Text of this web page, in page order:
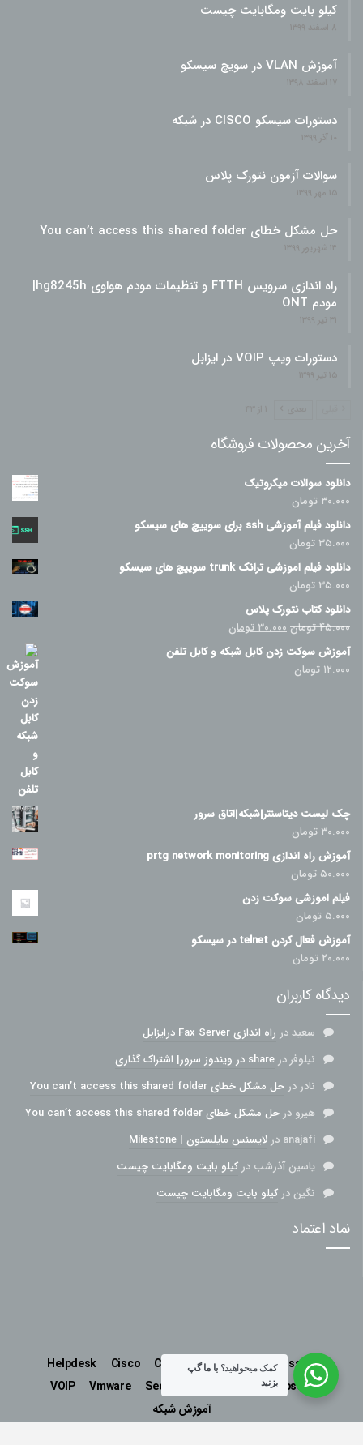
کیلو بایت ومگابایت چیست
۸ اسفند ۱۳۹۹
آموزش VLAN در سویچ سیسکو
۱۷ اسفند ۱۳۹۸
دستورات سیسکو CISCO در شبکه
۱۰ آذر ۱۳۹۹
سوالات آزمون نتورک پلاس
۱۵ مهر ۱۳۹۹
حل مشکل خطای You can’t access this shared folder
۱۴ شهریور ۱۳۹۹
راه اندازی سرویس FTTH و تنظیمات مودم هواوی hg8245h|
مودم ONT
۳۱ تیر ۱۳۹۹
دستورات ویپ VOIP در ایزابل
۱۵ تیر ۱۳۹۹
آخرین محصولات فروشگاه
دانلود سوالات میکروتیک
۳۰.۰۰۰ تومان
دانلود فیلم آموزشی ssh برای سوییچ های سیسکو
۳۵.۰۰۰ تومان
دانلود فیلم اموزشی ترانک trunk سوییچ های سیسکو
۳۵.۰۰۰ تومان
دانلود کتاب نتورک پلاس
۴۵.۰۰۰تومانقیمت
اصلی
۴۵.۰۰۰ تومان
۳۰.۰۰۰تومان
فعلی
۳۰.۰۰۰ تومان
آموزش سوکت زدن کابل شبکه و کابل تلفن
۱۲.۰۰۰ تومان
چک لیست دیتاسنتر|شبکه|اتاق سرور
۳۰.۰۰۰ تومان
آموزش راه اندازی prtg network monitoring
۵۰.۰۰۰ تومان
فیلم اموزشی سوکت زدن
۵.۰۰۰ تومان
آموزش فعال کردن telnet در سیسکو
۲۰.۰۰۰ تومان
دیدگاه کاربران
سعیددر راه اندازی Fax Server درایزابل
نیلوفر در share در ویندوز سرور| اشتراک گذاری
نادر در حل مشکل خطای You can’t access this shared folder
هیرو در حل مشکل خطای You can’t access this shared folder
anajafi در لایسنس مایلستون | Milestone
یاسین آذرشب در کیلو بایت ومگابایت چیست
نگین در کیلو بایت ومگابایت چیست
نماد اعتماد
Passive
Network Plus
Cctv
Cisco
Helpdesk
Microsoft
Security
Vmware
VOIP
آموزش شبکه
کمک میخواهید؟ با ما گپ
بزنید